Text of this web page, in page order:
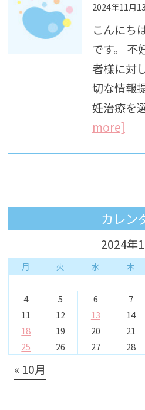
2024年11月
こんにち
です。 不
者様に対
切な情報
妊治療を
more]
カレン
2024年
月 火 水 木
4
5 6 7
11
12 13 14
18
19 20 21
25
26 27 28
« 10月